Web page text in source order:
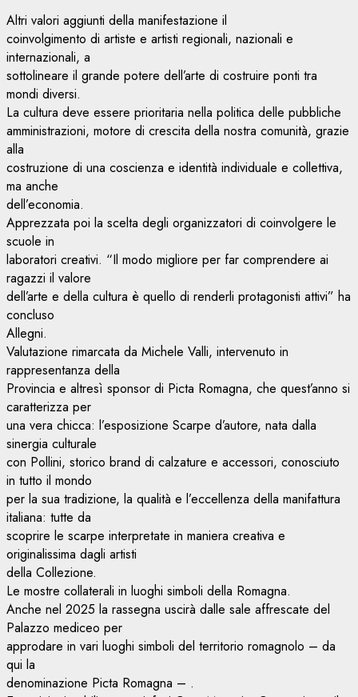
Altri valori aggiunti della manifestazione il
coinvolgimento di artiste e artisti regionali, nazionali e
internazionali, a
sottolineare il grande potere dell’arte di costruire ponti tra
mondi diversi.
La cultura deve essere prioritaria nella politica delle pubbliche
amministrazioni, motore di crescita della nostra comunità, grazie
alla
costruzione di una coscienza e identità individuale e collettiva,
ma anche
dell’economia.
Apprezzata poi la scelta degli organizzatori di coinvolgere le
scuole in
laboratori creativi. “Il modo migliore per far comprendere ai
ragazzi il valore
dell’arte e della cultura è quello di renderli protagonisti attivi” ha
concluso
Allegni.
Valutazione rimarcata da Michele Valli, intervenuto in
rappresentanza della
Provincia e altresì sponsor di Picta Romagna, che quest’anno si
caratterizza per
una vera chicca: l’esposizione Scarpe d’autore, nata dalla
sinergia culturale
con Pollini, storico brand di calzature e accessori, conosciuto
in tutto il mondo
per la sua tradizione, la qualità e l’eccellenza della manifattura
italiana: tutte da
scoprire le scarpe interpretate in maniera creativa e
originalissima dagli artisti
della Collezione.
Le mostre collaterali in luoghi simboli della Romagna.
Anche nel 2025 la rassegna uscirà dalle sale affrescate del
Palazzo mediceo per
approdare in vari luoghi simboli del territorio romagnolo – da
qui la
denominazione Picta Romagna – .